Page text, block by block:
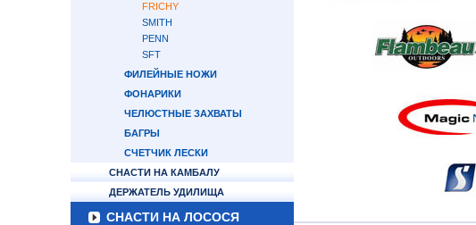
FRICHY
SMITH
PENN
SFT
ФИЛЕЙНЫЕ НОЖИ
ФОНАРИКИ
ЧЕЛЮСТНЫЕ ЗАХВАТЫ
БАГРЫ
СЧЕТЧИК ЛЕСКИ
СНАСТИ НА КАМБАЛУ
ДЕРЖАТЕЛЬ УДИЛИЩА
СНАСТИ НА ЛОСОСЯ